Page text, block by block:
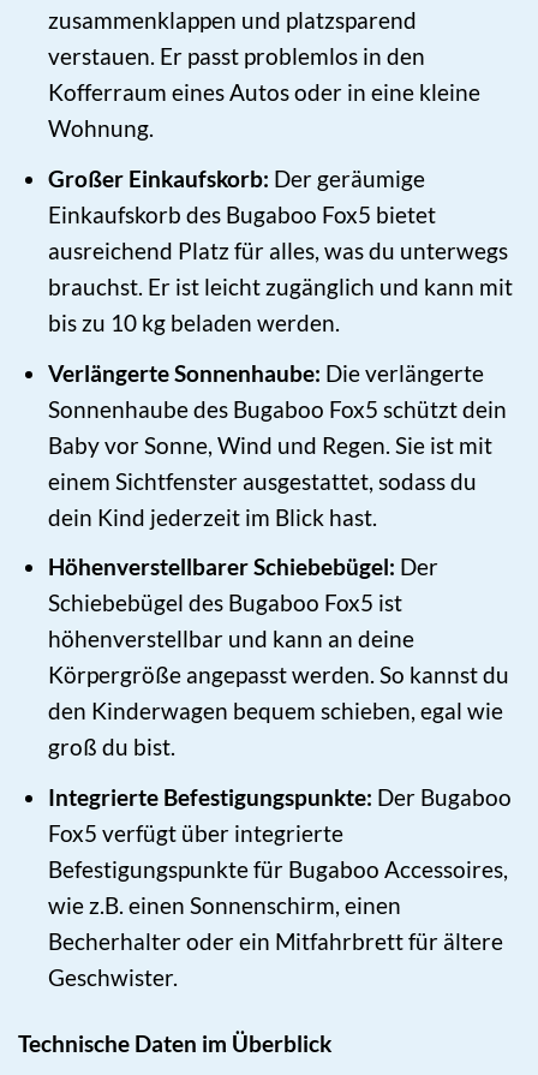
zusammenklappen und platzsparend
verstauen. Er passt problemlos in den
Kofferraum eines Autos oder in eine kleine
Wohnung.
Großer Einkaufskorb: Der geräumige
Einkaufskorb des Bugaboo Fox5 bietet
ausreichend Platz für alles, was du unterwegs
brauchst. Er ist leicht zugänglich und kann mit
bis zu 10 kg beladen werden.
Verlängerte Sonnenhaube: Die verlängerte
Sonnenhaube des Bugaboo Fox5 schützt dein
Baby vor Sonne, Wind und Regen. Sie ist mit
einem Sichtfenster ausgestattet, sodass du
dein Kind jederzeit im Blick hast.
Höhenverstellbarer Schiebebügel: Der
Schiebebügel des Bugaboo Fox5 ist
höhenverstellbar und kann an deine
Körpergröße angepasst werden. So kannst du
den Kinderwagen bequem schieben, egal wie
groß du bist.
Integrierte Befestigungspunkte: Der Bugaboo
Fox5 verfügt über integrierte
Befestigungspunkte für Bugaboo Accessoires,
wie z.B. einen Sonnenschirm, einen
Becherhalter oder ein Mitfahrbrett für ältere
Geschwister.
Technische Daten im Überblick